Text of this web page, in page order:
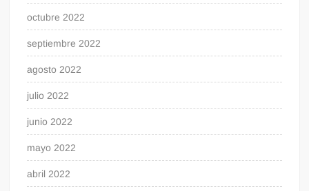
octubre 2022
septiembre 2022
agosto 2022
julio 2022
junio 2022
mayo 2022
abril 2022